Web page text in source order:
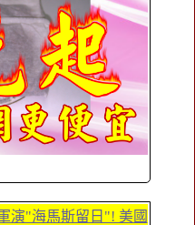
演"海馬斯留日"! 美國